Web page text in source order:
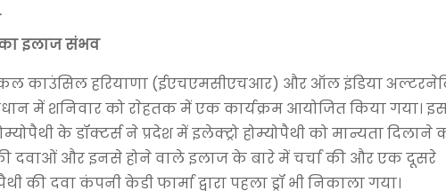
का इलाज संभव
काउंसिल हरियाणा (ईएचएमसीएचआर) और ऑल इंडिया
में शनिवार को राेहतक में एक कार्यक्रम आयोजित किया गया।
के डॉक्टर्स ने प्रदेश में इलेक्ट्रो होम्योपैथी को मान्यता दिलाने
दवाओं और इनसे होने वाले इलाज के बारे में चर्चा की और एक दूसरे
की दवा कंपनी केडी फार्मा द्वारा पहला ड्रॉ भी निकाला गया।